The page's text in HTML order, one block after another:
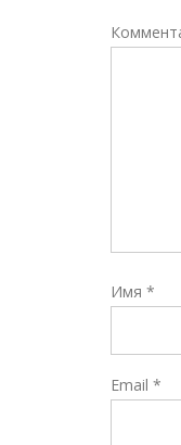
Имя *
Email *